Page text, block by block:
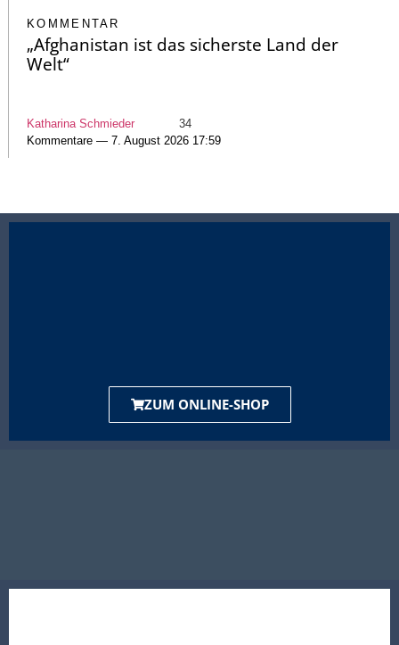
KOMMENTAR
„Afghanistan ist das sicherste Land der
Welt“
Katharina Schmieder
34
Kommentare — 7. August 2026 17:59
ZUM ONLINE-SHOP